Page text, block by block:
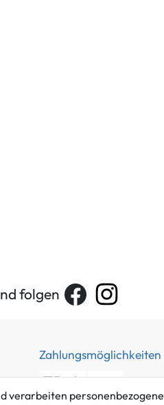
folgen
Zahlungsmöglichkeiten
verarbeiten personenbezogene